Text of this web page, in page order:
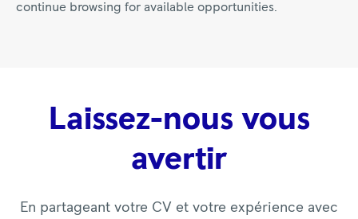
continue browsing for available opportunities.
Laissez-nous vous
avertir
En partageant votre CV et votre expérience avec